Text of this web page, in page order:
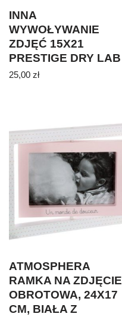
INNA
WYWOŁYWANIE
ZDJĘĆ 15X21
PRESTIGE DRY LAB
10 SZT
25,00 zł
ATMOSPHERA
RAMKA NA ZDJĘCIE
OBROTOWA, 24X17
CM, BIAŁA Z